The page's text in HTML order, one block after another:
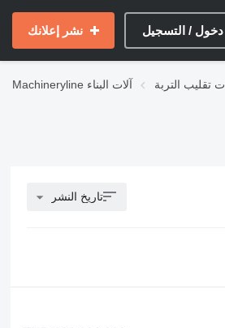
دخول / التسجيل نشر إعلانك
Machineryline آلات البناء تقليب التربة
تاريخ النشر